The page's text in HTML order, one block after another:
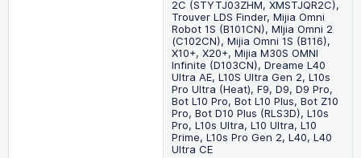
2C (STYTJ03ZHM, XMSTJQR2C),
Trouver LDS Finder, Mijia Omni
Robot 1S (B101CN), MIjia Omni 2
(C102CN), Mijia Omni 1S (B116),
X10+, X20+, Mijia M30S OMNI
Infinite (D103CN), Dreame L40
Ultra AE, L10S Ultra Gen 2, L10s
Pro Ultra (Heat), F9, D9, D9 Pro,
Bot L10 Pro, Bot L10 Plus, Bot Z10
Pro, Bot D10 Plus (RLS3D), L10s
Pro, L10s Ultra, L10 Ultra, L10
Prime, L10s Pro Gen 2, L40, L40
Ultra CE